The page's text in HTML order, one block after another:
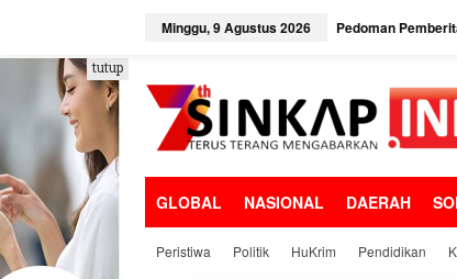
e
k
o
n
t
e
n
Minggu, 9 Agustus 2026 Pedoman
GLOBAL NASIONAL DAERAH
Peristiwa Politik HuKrim Pendidikan
tutup